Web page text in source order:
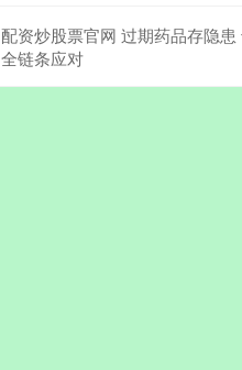
配资炒股票官网 过期药品存隐患
全链条应对